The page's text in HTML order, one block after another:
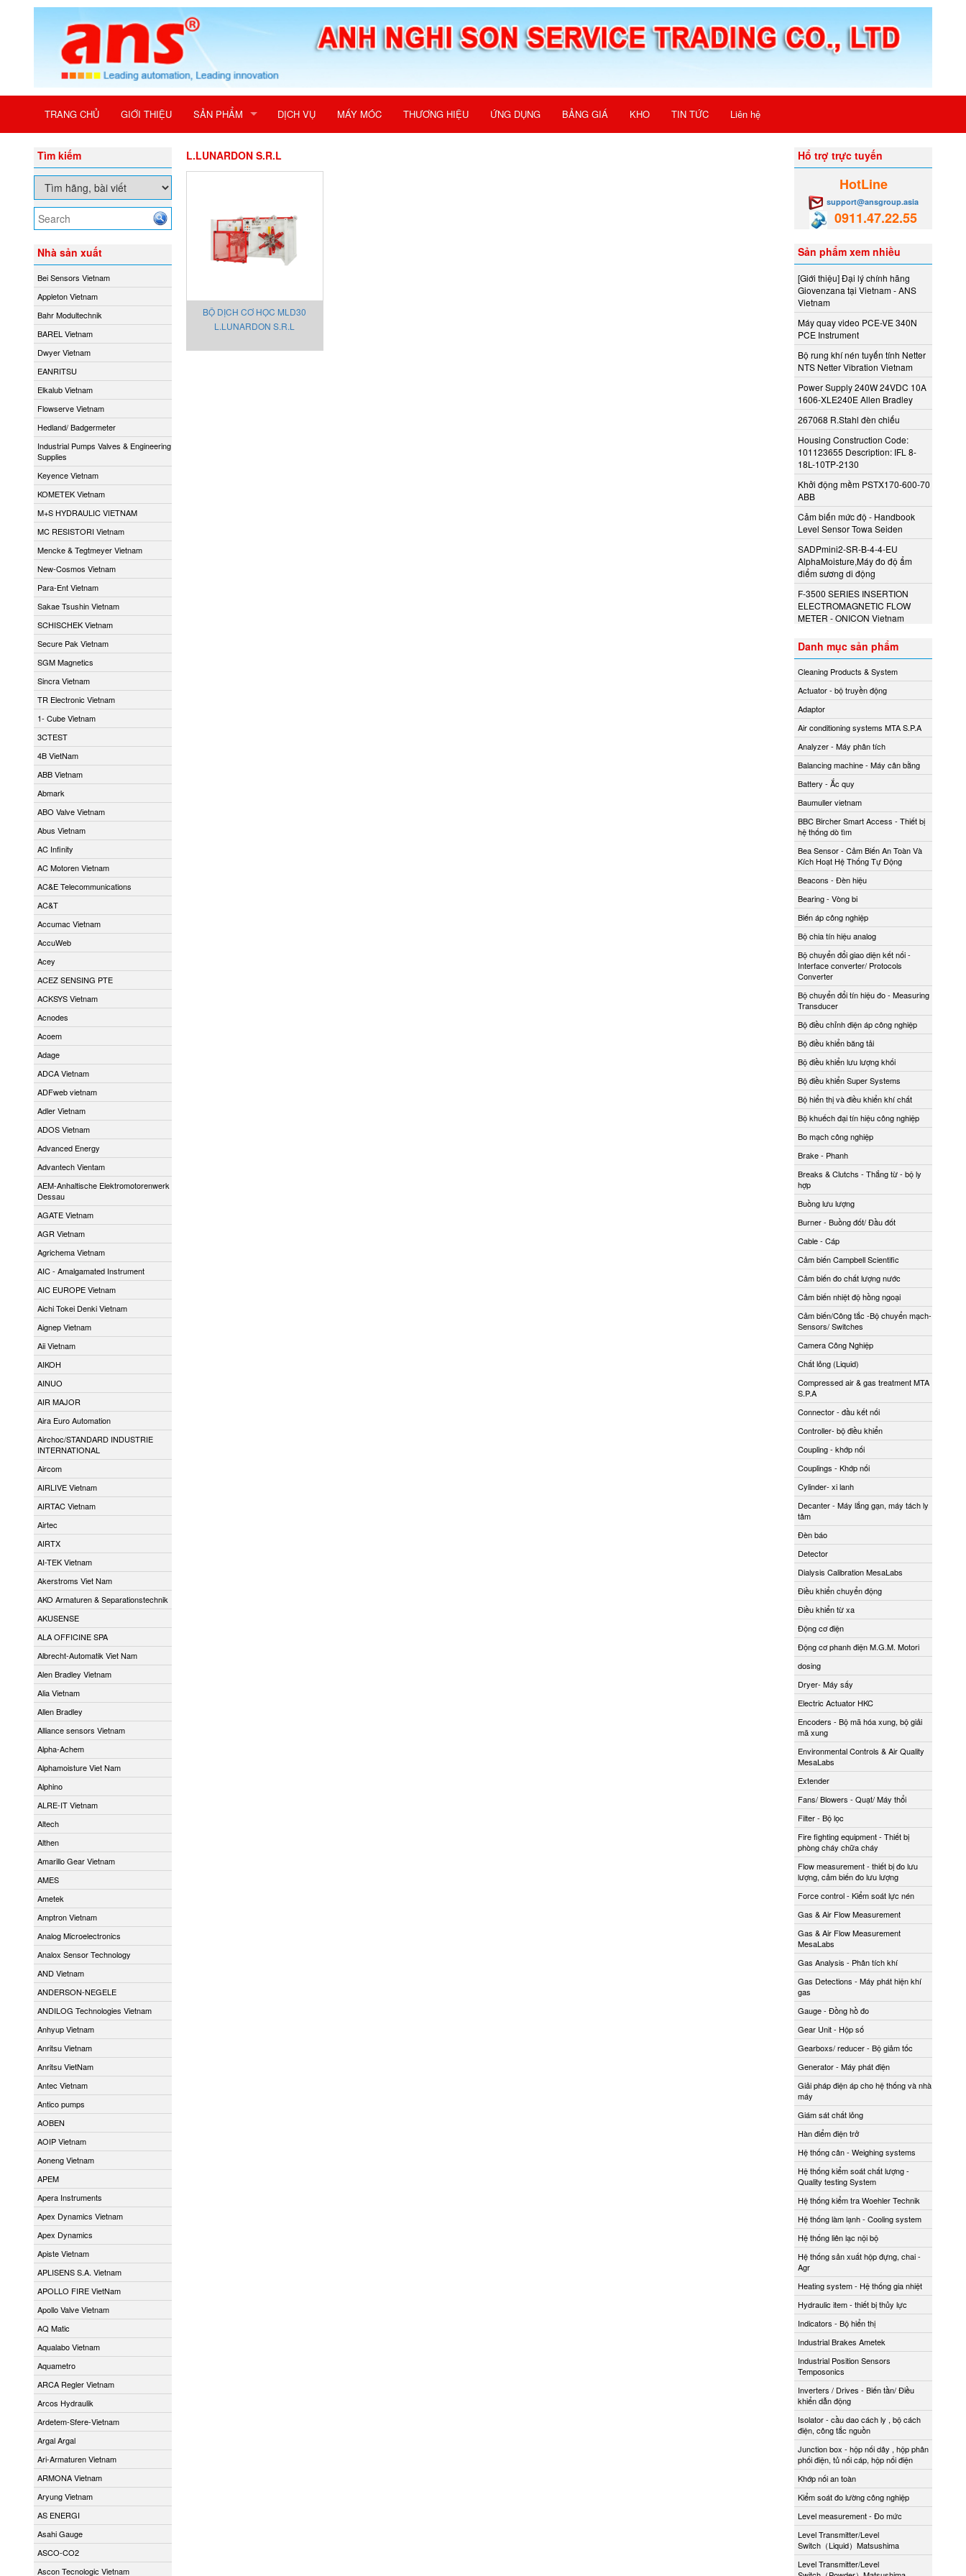
TRANG CHỦ GIỚI THIỆU SẢN PHẨM DỊCH VỤ MÁY MÓC THƯƠNG HIỆU ỨNG DỤNG BẢNG GIÁ KHO TIN TỨC Liên hệ
Tìm kiếm
Nhà sản xuất
Bei Sensors Vietnam
Appleton Vietnam
Bahr Modultechnik
BAREL Vietnam
Dwyer Vietnam
EANRITSU
Elkalub Vietnam
Flowserve Vietnam
Hedland/ Badgermeter
Industrial Pumps Valves & Engineering
Supplies
Keyence Vietnam
KOMETEK Vietnam
M+S HYDRAULIC VIETNAM
MC RESISTORI Vietnam
Mencke & Tegtmeyer Vietnam
New-Cosmos Vietnam
Para-Ent Vietnam
Sakae Tsushin Vietnam
SCHISCHEK Vietnam
Secure Pak Vietnam
SGM Magnetics
Sincra Vietnam
TR Electronic Vietnam
1- Cube Vietnam
3CTEST
4B VietNam
ABB Vietnam
Abmark
ABO Valve Vietnam
Abus Vietnam
AC Infinity
AC Motoren Vietnam
AC&E Telecommunications
AC&T
Accumac Vietnam
AccuWeb
Acey
ACEZ SENSING PTE
ACKSYS Vietnam
Acnodes
Acoem
Adage
ADCA Vietnam
ADFweb vietnam
Adler Vietnam
ADOS Vietnam
Advanced Energy
Advantech Vientam
AEM-Anhaltische Elektromotorenwerk
Dessau
AGATE Vietnam
AGR Vietnam
Agrichema Vietnam
AIC - Amalgamated Instrument
AIC EUROPE Vietnam
Aichi Tokei Denki Vietnam
Aignep Vietnam
Aii Vietnam
AIKOH
AINUO
AIR MAJOR
Aira Euro Automation
Airchoc/STANDARD INDUSTRIE
INTERNATIONAL
Aircom
AIRLIVE Vietnam
AIRTAC Vietnam
Airtec
AIRTX
AI-TEK Vietnam
Akerstroms Viet Nam
AKO Armaturen & Separationstechnik
AKUSENSE
ALA OFFICINE SPA
Albrecht-Automatik Viet Nam
Alen Bradley Vietnam
Alia Vietnam
Allen Bradley
Alliance sensors Vietnam
Alpha-Achem
Alphamoisture Viet Nam
Alphino
ALRE-IT Vietnam
Altech
Althen
Amarillo Gear Vietnam
AMES
Ametek
Amptron Vietnam
Analog Microelectronics
Analox Sensor Technology
AND Vietnam
ANDERSON-NEGELE
ANDILOG Technologies Vietnam
Anhyup Vietnam
Anritsu Vietnam
Anritsu VietNam
Antec Vietnam
Antico pumps
AOBEN
AOIP Vietnam
Aoneng Vietnam
APEM
Apera Instruments
Apex Dynamics Vietnam
Apex Dynamics
Apiste Vietnam
APLISENS S.A. Vietnam
APOLLO FIRE VietNam
Apollo Valve Vietnam
AQ Matic
Aqualabo Vietnam
Aquametro
ARCA Regler Vietnam
Arcos Hydraulik
Ardetem-Sfere-Vietnam
Argal Argal
Ari-Armaturen Vietnam
ARMONA Vietnam
Aryung Vietnam
AS ENERGI
Asahi Gauge
ASCO-CO2
Ascon Tecnologic Vietnam
L.LUNARDON S.R.L
BỘ DỊCH CƠ HỌC MLD30
L.LUNARDON S.R.L
Hổ trợ trực tuyến
HotLine
support@ansgroup.asia
0911.47.22.55
Sản phẩm xem nhiều
[Giới thiệu] Đại lý chính hãng
Giovenzana tại Vietnam - ANS
Vietnam
Máy quay video PCE-VE 340N
PCE Instrument
Bộ rung khí nén tuyến tính Netter
NTS Netter Vibration Vietnam
Power Supply 240W 24VDC 10A
1606-XLE240E Allen Bradley
267068 R.Stahl đèn chiếu
Housing Construction Code:
101123655 Description: IFL 8-
18L-10TP-2130
Khởi động mềm PSTX170-600-70
ABB
Cảm biến mức độ - Handbook
Level Sensor Towa Seiden
SADPmini2-SR-B-4-4-EU
AlphaMoisture,Máy đo độ ẩm
điểm sương di động
F-3500 SERIES INSERTION
ELECTROMAGNETIC FLOW
METER - ONICON Vietnam
Danh mục sản phẩm
Cleaning Products & System
Actuator - bộ truyền động
Adaptor
Air conditioning systems MTA S.P.A
Analyzer - Máy phân tích
Balancing machine - Máy cân bằng
Battery - Ắc quy
Baumuller vietnam
BBC Bircher Smart Access - Thiết bị
hệ thống dò tìm
Bea Sensor - Cảm Biến An Toàn Và
Kích Hoạt Hệ Thống Tự Động
Beacons - Đèn hiệu
Bearing - Vòng bi
Biến áp công nghiệp
Bộ chia tín hiệu analog
Bộ chuyển đổi giao diện kết nối -
Interface converter/ Protocols
Converter
Bộ chuyển đổi tín hiệu đo - Measuring
Transducer
Bộ điều chỉnh điện áp công nghiệp
Bộ điều khiển băng tải
Bộ điều khiển lưu lượng khối
Bộ điều khiển Super Systems
Bộ hiển thị và điều khiển khí chất
Bộ khuếch đại tín hiệu công nghiệp
Bo mạch công nghiệp
Brake - Phanh
Breaks & Clutchs - Thắng từ - bộ ly
hợp
Buồng lưu lượng
Burner - Buồng đốt/ Đầu đốt
Cable - Cáp
Cảm biến Campbell Scientific
Cảm biến đo chất lượng nước
Cảm biến nhiệt độ hồng ngoại
Cảm biến/Công tắc -Bộ chuyển mạch-
Sensors/ Switches
Camera Công Nghiệp
Chất lỏng (Liquid)
Compressed air & gas treatment MTA
S.P.A
Connector - đầu kết nối
Controller- bộ điều khiển
Coupling - khớp nối
Couplings - Khớp nối
Cylinder- xi lanh
Decanter - Máy lắng gạn, máy tách ly
tâm
Đèn báo
Detector
Dialysis Calibration MesaLabs
Điều khiển chuyển động
Điều khiển từ xa
Động cơ điện
Động cơ phanh điện M.G.M. Motori
dosing
Dryer- Máy sấy
Electric Actuator HKC
Encoders - Bộ mã hóa xung, bộ giải
mã xung
Environmental Controls & Air Quality
MesaLabs
Extender
Fans/ Blowers - Quạt/ Máy thổi
Filter - Bộ lọc
Fire fighting equipment - Thiết bị
phòng cháy chữa cháy
Flow measurement - thiết bị đo lưu
lượng, cảm biến đo lưu lượng
Force control - Kiểm soát lực nén
Gas & Air Flow Measurement
Gas & Air Flow Measurement
MesaLabs
Gas Analysis - Phân tích khí
Gas Detections - Máy phát hiện khí
gas
Gauge - Đồng hồ đo
Gear Unit - Hộp số
Gearboxs/ reducer - Bộ giảm tốc
Generator - Máy phát điện
Giải pháp điện áp cho hệ thống và nhà
máy
Giám sát chất lỏng
Hàn điểm điện trở
Hệ thống cân - Weighing systems
Hệ thống kiểm soát chất lượng -
Quality testing System
Hệ thống kiểm tra Woehler Technik
Hệ thống làm lạnh - Cooling system
Hệ thống liên lạc nội bộ
Hệ thống sản xuất hộp đựng, chai -
Agr
Heating system - Hệ thống gia nhiệt
Hydraulic item - thiết bị thủy lực
Indicators - Bộ hiển thị
Industrial Brakes Ametek
Industrial Position Sensors
Temposonics
Inverters / Drives - Biến tần/ Điều
khiển dẫn động
Isolator - cầu dao cách ly , bộ cách
điện, công tắc nguồn
Junction box - hộp nối dây , hộp phân
phối điện, tủ nối cáp, hộp nối điện
Khớp nối an toàn
Kiểm soát đo lường công nghiệp
Level measurement - Đo mức
Level Transmitter/Level
Switch（Liquid）Matsushima
Level Transmitter/Level